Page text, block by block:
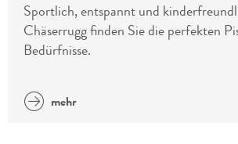
Sportlich, entspannt und
Chäserrugg finden Sie die perfekten
Bedürfnisse.
mehr